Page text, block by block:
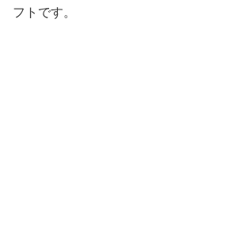
フトです。